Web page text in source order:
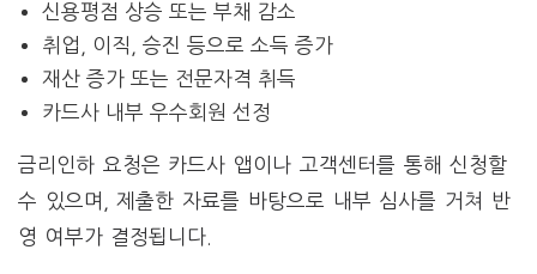
신용평점 상승 또는 부채 감소
취업, 이직, 승진 등으로 소득 증가
재산 증가 또는 전문자격 취득
카드사 내부 우수회원 선정
금리인하 요청은 카드사 앱이나 고객센터를 통해 신청할
수 있으며, 제출한 자료를 바탕으로 내부 심사를 거쳐 반
영 여부가 결정됩니다.